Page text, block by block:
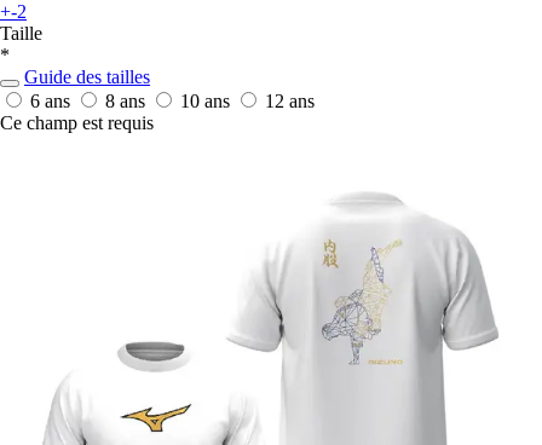
+-2
Taille
*
Guide des tailles
6 ans
8 ans 10 ans
12 ans
Ce champ est requis